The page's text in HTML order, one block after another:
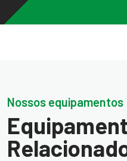
Nossos equipamentos